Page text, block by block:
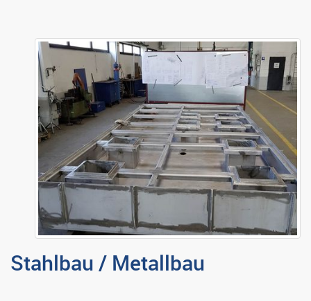
Stahlbau / Metallbau